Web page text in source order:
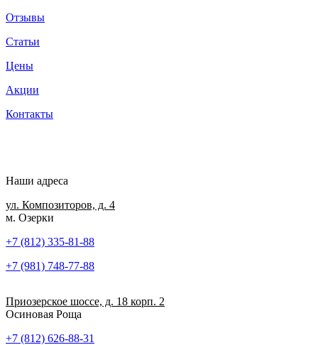
Отзывы
Статьи
Цены
Акции
Контакты
Наши адреса
ул. Композиторов, д. 4
м. Озерки
+7 (812) 335-81-88
+7 (981) 748-77-88
Приозерское шоссе, д. 18 корп. 2
Осиновая Роща
+7 (812) 626-88-31